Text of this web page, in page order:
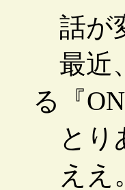
話が
最近
る『
とり
ええ